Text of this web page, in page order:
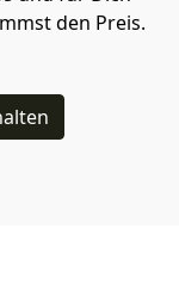
den Preis.